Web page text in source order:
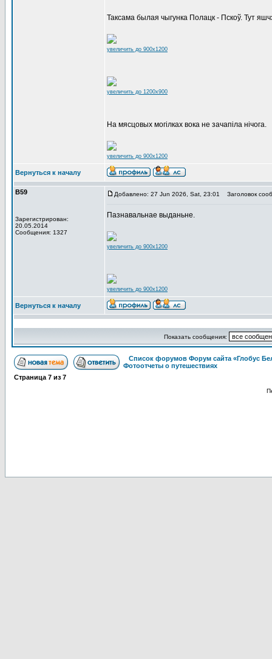
Таксама былая чыгунка Полацк - Пскоў. Тут
увеличить до 900x1200
увеличить до 1200x900
На мясцовых могілках вока не зачапіла нічога.
увеличить до 900x1200
Вернуться к началу
В59
Зарегистрирован:
20.05.2014
Сообщения: 1327
Добавлено: 27 Jun 2026, Sat, 23:01 Заголовок
Пазнавальнае выданьне.
увеличить до 900x1200
увеличить до 900x1200
Вернуться к началу
Показать сообщения:
Список форумов Форум сайта «Глобус
Фотоотчеты о путешествиях
Страница 7 из 7